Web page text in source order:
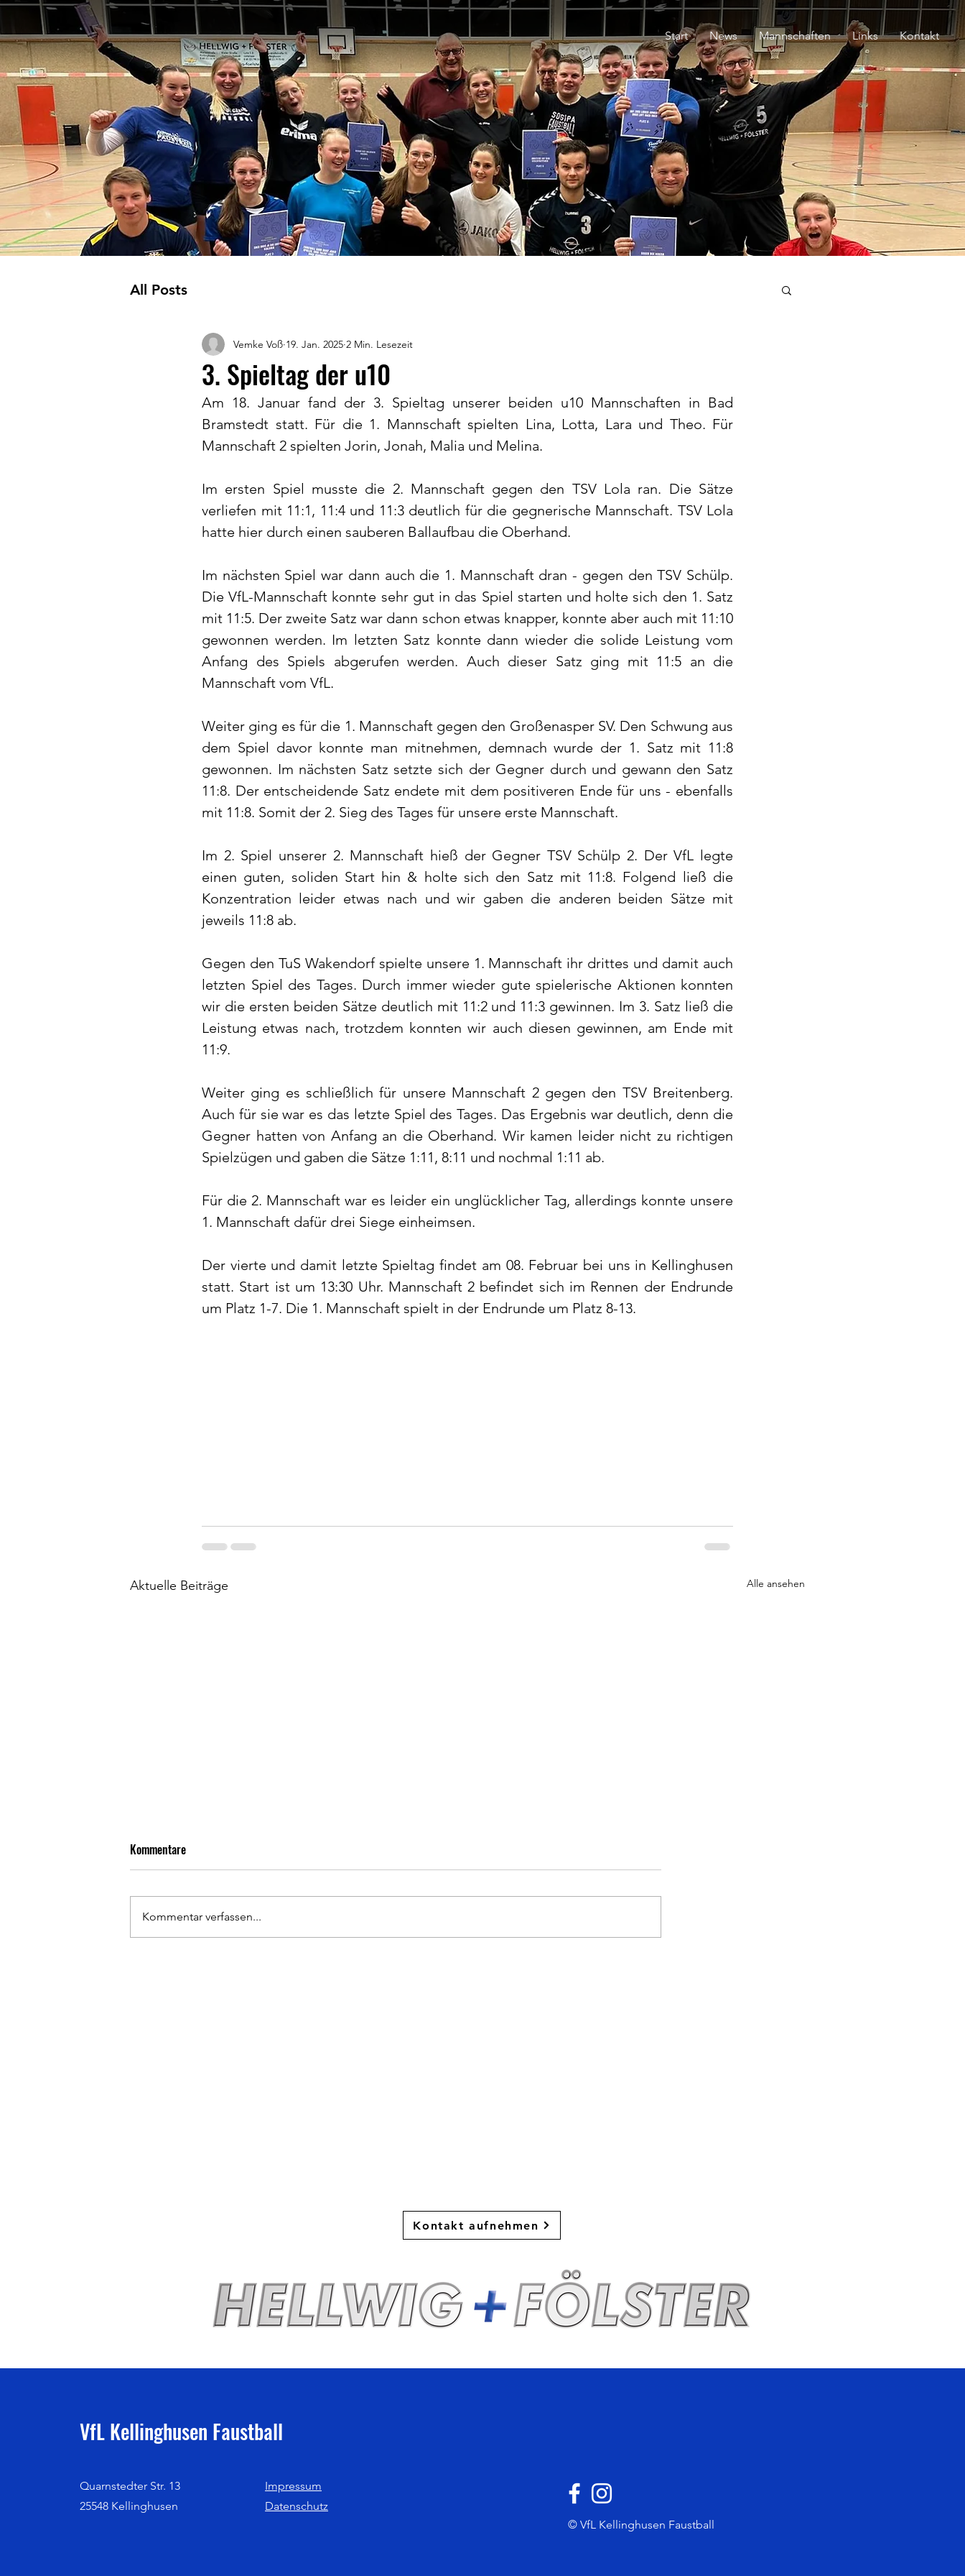
Start News Mannschaften Links Kontakt
All Posts
3. Spieltag der u10
Vemke Voß 19. Jan. 2025 2 Min. Lesezeit
Am 18. Januar fand der 3. Spieltag unserer beiden u10 Mannschaften in Bad
Bramstedt statt. Für die 1. Mannschaft spielten Lina, Lotta, Lara und Theo. Für
Mannschaft 2 spielten Jorin, Jonah, Malia und Melina.
Im ersten Spiel musste die 2. Mannschaft gegen den TSV Lola ran. Die Sätze
verliefen mit 11:1, 11:4 und 11:3 deutlich für die gegnerische Mannschaft. TSV Lola
hatte hier durch einen sauberen Ballaufbau die Oberhand.
Im nächsten Spiel war dann auch die 1. Mannschaft dran - gegen den TSV Schülp.
Die VfL-Mannschaft konnte sehr gut in das Spiel starten und holte sich den 1. Satz
mit 11:5. Der zweite Satz war dann schon etwas knapper, konnte aber auch mit 11:10
gewonnen werden. Im letzten Satz konnte dann wieder die solide Leistung vom
Anfang des Spiels abgerufen werden. Auch dieser Satz ging mit 11:5 an die
Mannschaft vom VfL.
Weiter ging es für die 1. Mannschaft gegen den Großenasper SV. Den Schwung aus
dem Spiel davor konnte man mitnehmen, demnach wurde der 1. Satz mit 11:8
gewonnen. Im nächsten Satz setzte sich der Gegner durch und gewann den Satz
11:8. Der entscheidende Satz endete mit dem positiveren Ende für uns - ebenfalls
mit 11:8. Somit der 2. Sieg des Tages für unsere erste Mannschaft.
Im 2. Spiel unserer 2. Mannschaft hieß der Gegner TSV Schülp 2. Der VfL legte
einen guten, soliden Start hin & holte sich den Satz mit 11:8. Folgend ließ die
Konzentration leider etwas nach und wir gaben die anderen beiden Sätze mit
jeweils 11:8 ab.
Gegen den TuS Wakendorf spielte unsere 1. Mannschaft ihr drittes und damit auch
letzten Spiel des Tages. Durch immer wieder gute spielerische Aktionen konnten
wir die ersten beiden Sätze deutlich mit 11:2 und 11:3 gewinnen. Im 3. Satz ließ die
Leistung etwas nach, trotzdem konnten wir auch diesen gewinnen, am Ende mit
11:9.
Weiter ging es schließlich für unsere Mannschaft 2 gegen den TSV Breitenberg.
Auch für sie war es das letzte Spiel des Tages. Das Ergebnis war deutlich, denn die
Gegner hatten von Anfang an die Oberhand. Wir kamen leider nicht zu richtigen
Spielzügen und gaben die Sätze 1:11, 8:11 und nochmal 1:11 ab.
Für die 2. Mannschaft war es leider ein unglücklicher Tag, allerdings konnte unsere
1. Mannschaft dafür drei Siege einheimsen.
Der vierte und damit letzte Spieltag findet am 08. Februar bei uns in Kellinghusen
statt. Start ist um 13:30 Uhr. Mannschaft 2 befindet sich im Rennen der Endrunde
um Platz 1-7. Die 1. Mannschaft spielt in der Endrunde um Platz 8-13.
Aktuelle Beiträge Alle ansehen
Kommentare
Kommentar verfassen...
Kontakt aufnehmen
VfL Kellinghusen Faustball
Quarnstedter Str. 13
25548 Kellinghusen
Impressum
Datenschutz
© VfL Kellinghusen Faustball